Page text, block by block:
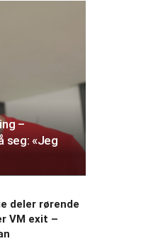
–
seg: «Jeg
deler rørende
VM exit –